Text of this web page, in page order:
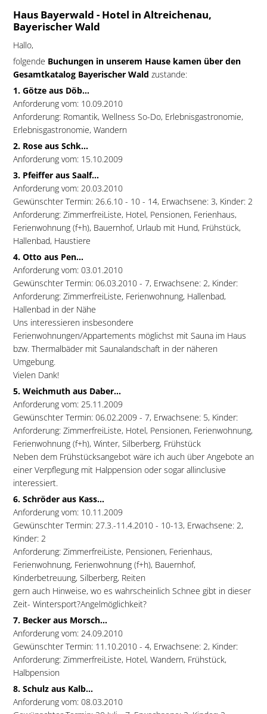
Haus Bayerwald - Hotel in Altreichenau,
Bayerischer Wald
Hallo,
folgende Buchungen in unserem Hause kamen über den
Gesamtkatalog Bayerischer Wald zustande:
1. Götze aus Döb...
Anforderung vom: 10.09.2010
Anforderung: Romantik, Wellness So-Do, Erlebnisgastronomie,
Erlebnisgastronomie, Wandern
2. Rose aus Schk...
Anforderung vom: 15.10.2009
3. Pfeiffer aus Saalf...
Anforderung vom: 20.03.2010
Gewünschter Termin: 26.6.10 - 10 - 14, Erwachsene: 3, Kinder: 2
Anforderung: ZimmerfreiListe, Hotel, Pensionen, Ferienhaus,
Ferienwohnung (f+h), Bauernhof, Urlaub mit Hund, Frühstück,
Hallenbad, Haustiere
4. Otto aus Pen...
Anforderung vom: 03.01.2010
Gewünschter Termin: 06.03.2010 - 7, Erwachsene: 2, Kinder:
Anforderung: ZimmerfreiListe, Ferienwohnung, Hallenbad,
Hallenbad in der Nähe
Uns interessieren insbesondere
Ferienwohnungen/Appartements möglichst mit Sauna im Haus
bzw. Thermalbäder mit Saunalandschaft in der näheren
Umgebung.
Vielen Dank!
5. Weichmuth aus Daber...
Anforderung vom: 25.11.2009
Gewünschter Termin: 06.02.2009 - 7, Erwachsene: 5, Kinder:
Anforderung: ZimmerfreiListe, Hotel, Pensionen, Ferienwohnung,
Ferienwohnung (f+h), Winter, Silberberg, Frühstück
Neben dem Frühstücksangebot wäre ich auch über Angebote an
einer Verpflegung mit Halppension oder sogar allinclusive
interessiert.
6. Schröder aus Kass...
Anforderung vom: 10.11.2009
Gewünschter Termin: 27.3.-11.4.2010 - 10-13, Erwachsene: 2,
Kinder: 2
Anforderung: ZimmerfreiListe, Pensionen, Ferienhaus,
Ferienwohnung, Ferienwohnung (f+h), Bauernhof,
Kinderbetreuung, Silberberg, Reiten
gern auch Hinweise, wo es wahrscheinlich Schnee gibt in dieser
Zeit- Wintersport?Angelmöglichkeit?
7. Becker aus Morsch...
Anforderung vom: 24.09.2010
Gewünschter Termin: 11.10.2010 - 4, Erwachsene: 2, Kinder:
Anforderung: ZimmerfreiListe, Hotel, Wandern, Frühstück,
Halbpension
8. Schulz aus Kalb...
Anforderung vom: 08.03.2010